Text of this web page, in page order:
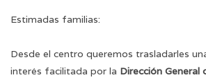
Estimadas familias:
Desde el centro queremos trasladarles
interés facilitada por la Dirección General